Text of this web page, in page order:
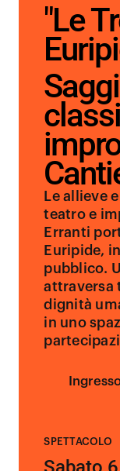
"Le
Le allieve
teatro e
Erranti
Euripide,
pubblico.
attraversa
dignità
in uno
SPETTACOLO